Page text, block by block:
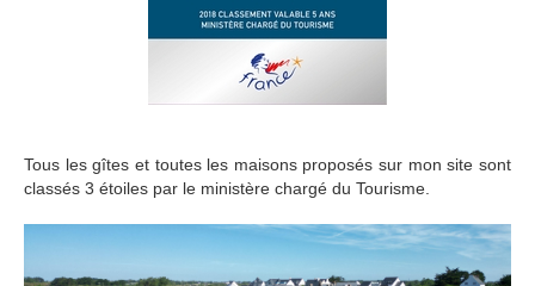
Tous les gîtes et toutes les maisons proposés sur mon site sont
classés 3 étoiles par le ministère chargé du Tourisme.